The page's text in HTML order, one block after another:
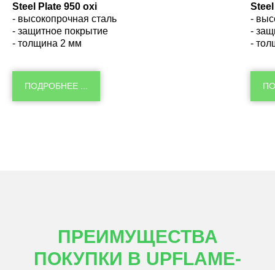
Steel Plate 950 oxi
- высокопрочная сталь
- защитное покрытие
- толщина 2 мм
ПОДРОБНЕЕ ...
-
-
-
ПРЕИМУЩЕСТВА
ПОКУПКИ В UPFLAME-